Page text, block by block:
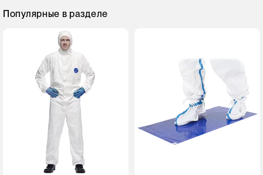
Популярные в разделе